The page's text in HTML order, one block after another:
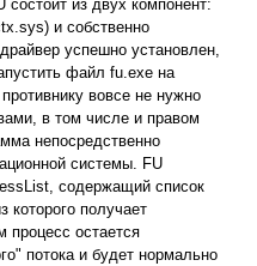
состоит из двух компонент:
и собственно
успешно установлен,
файл fu.exe на
вовсе не нужно
в том числе и правом
непосредственно
системы. FU
содержащий список
которого получает
процесс остается
потока и будет нормально